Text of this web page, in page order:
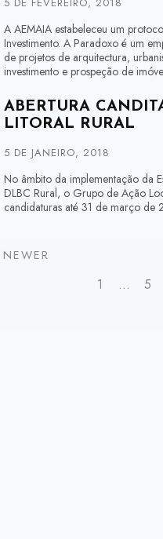
A AEMAIA estabeleceu um
Investimento. A Paradoxo é um
de projetos de arquitectura,
investimento e prospeção de
ABERTURA
LITORAL RURAL
5 DE JANEIRO, 2018
No âmbito da implementação da
DLBC Rural, o Grupo de Ação
candidaturas até 31 de março de
Newer
NEWER
1 … 5